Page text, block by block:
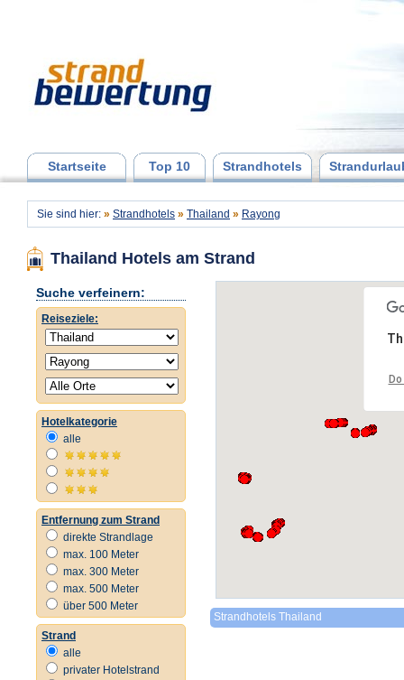
Startseite Top 10 Strandhotels
Sie sind hier: » Strandhotels » Thailand » Rayong
Thailand Hotels am Strand
Suche verfeinern:
Reiseziele:
Hotelkategorie
alle
Entfernung zum Strand
direkte Strandlage
max. 100 Meter
max. 300 Meter
max. 500 Meter
über 500 Meter
Strand
alle
privater Hotelstrand
Strandhotels Thailand